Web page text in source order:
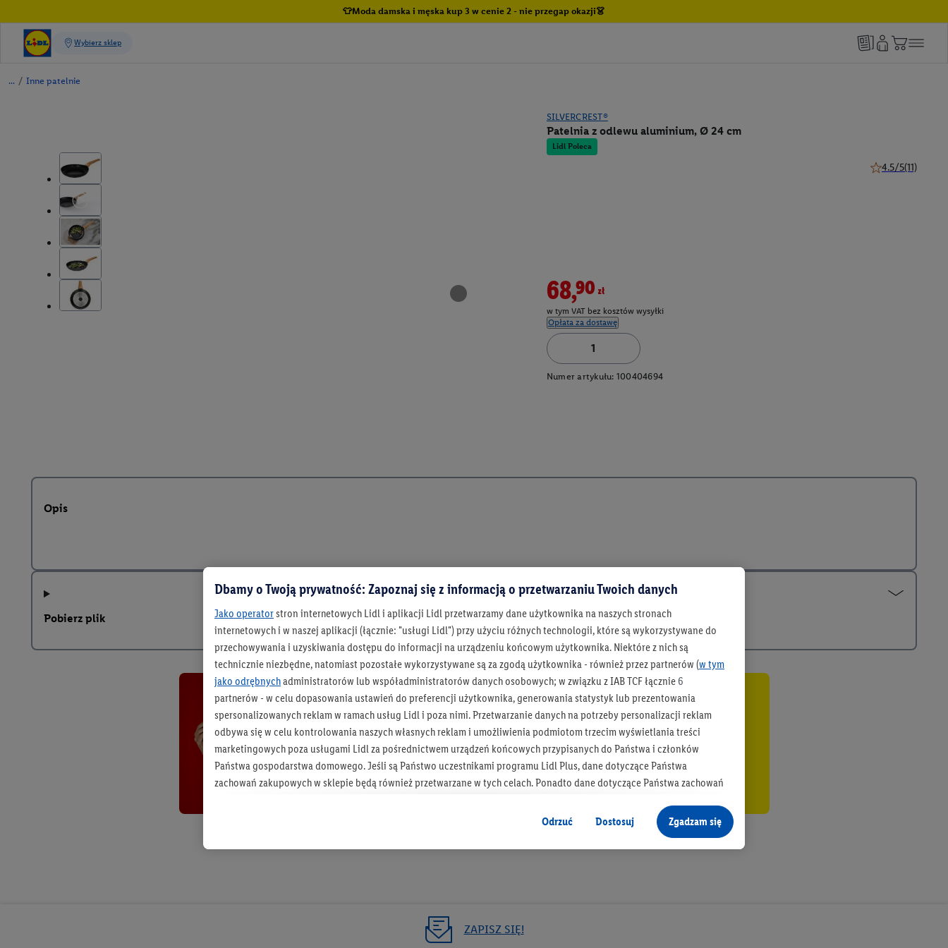
👕Moda damska i męska kup 3 w cenie 2 - nie przegap okazji👗
/ Inne patelnie
SILVERCREST®
Patelnia z odlewu aluminium, Ø 24 cm
Lidl Poleca
4.5/5(11)
68,90zł
w tym VAT bez kosztów wysyłki
Opłata za dostawę
Numer artykułu: 100404694
Opis
Pobierz plik
Bądź na bieżąco
Otrzymuj newsletter Lidla
Zapisz się!
ZAPISZ SIĘ!
Dbamy o Twoją prywatność: Zapoznaj się z informacją o przetwarzaniu Twoich danych
Jako operatorstron internetowych Lidl i aplikacji Lidl przetwarzamy dane użytkownika na naszych stronach
internetowych i w naszej aplikacji (łącznie: "usługi Lidl") przy użyciu różnych technologii, które są wykorzystywane do
przechowywania i uzyskiwania dostępu do informacji na urządzeniu końcowym użytkownika. Niektóre z nich są
technicznie niezbędne, natomiast pozostałe wykorzystywane są za zgodą użytkownika - również przez partnerów (w tym
jako odrębnychadministratorów lub współadministratorów danych osobowych; w związku z IAB TCF łącznie 6
partnerów - w celu dopasowania ustawień do preferencji użytkownika, generowania statystyk lub prezentowania
spersonalizowanych reklam w ramach usług Lidl i poza nimi. Przetwarzanie danych na potrzeby personalizacji reklam
odbywa się w celu kontrolowania naszych własnych reklam i umożliwienia podmiotom trzecim wyświetlania treści
marketingowych poza usługami Lidl za pośrednictwem urządzeń końcowych przypisanych do Państwa i członków
Państwa gospodarstwa domowego. Jeśli są Państwo uczestnikami programu Lidl Plus, dane dotyczące Państwa
zachowań zakupowych w sklepie będą również przetwarzane w tych celach. Ponadto dane dotyczące Państwa zachowań
jako niezależny administrator danych
Tworzenie spersonalizowanych reklam opiera się na generowaniu profili, które są również wzbogacane o dane z innych
końcowych w celu tworzenia grup docelowych (tzw. segmentów). W związku z personalizacją treści marketingowych,
przetwarzanie odbywa się również w celu pomiaru wydajności/skuteczności reklamy, badania grup docelowych,
Odrzuć Dostosuj Zgadzam się